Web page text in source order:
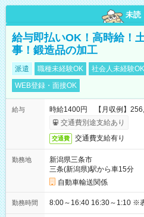
未読
給与即払いOK！高時給！
事！鍛造品の加工
派遣 職種未経験OK 社会人未経験OK
WEB登録・面接OK
給与
時給1400円 【月収例】
交通費別途支給あり
交通費 交通費支給有り
勤務地
新潟県三条市
三条(新潟県)駅から車15分
自動車輸送関係
勤務時間 8:00